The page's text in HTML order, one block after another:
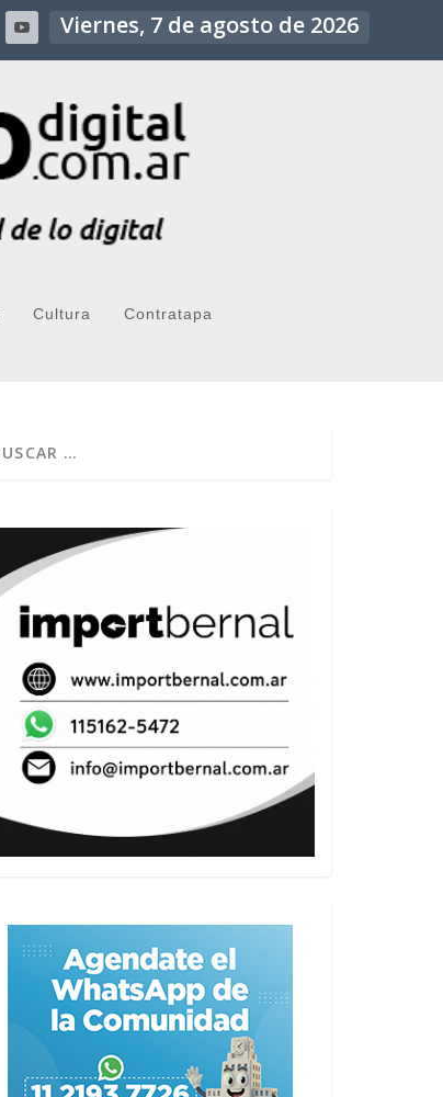
Viernes, 7 de agosto de 2026
Cultura Contratapa